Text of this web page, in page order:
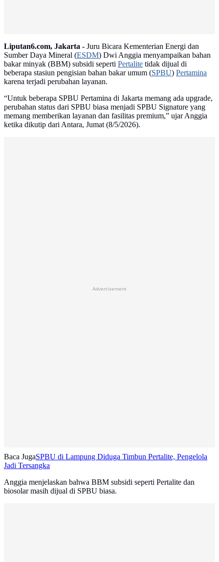
Liputan6.com, Jakarta - Juru Bicara Kementerian Energi dan
Sumber Daya Mineral (ESDM) Dwi Anggia menyampaikan bahan
bakar minyak (BBM) subsidi seperti Pertalite tidak dijual di
beberapa stasiun pengisian bahan bakar umum (SPBU) Pertamina
karena terjadi perubahan layanan.
“Untuk beberapa SPBU Pertamina di Jakarta memang ada upgrade,
perubahan status dari SPBU biasa menjadi SPBU Signature yang
memang memberikan layanan dan fasilitas premium,” ujar Anggia
ketika dikutip dari Antara, Jumat (8/5/2026).
Advertisement
Baca JugaSPBU di Lampung Diduga Timbun Pertalite, Pengelola
Jadi Tersangka
Anggia menjelaskan bahwa BBM subsidi seperti Pertalite dan
biosolar masih dijual di SPBU biasa.